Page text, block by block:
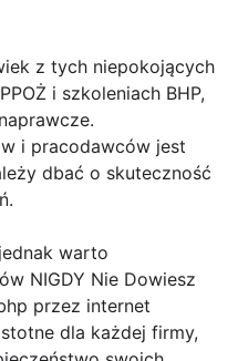
z tych niepokojących
i szkoleniach BHP,
i pracodawców jest
dbać o skuteczność
warto
NIGDY Nie Dowiesz
przez internet
dla każdej firmy,